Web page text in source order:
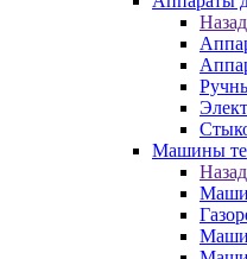
Назад
Машины
Назад